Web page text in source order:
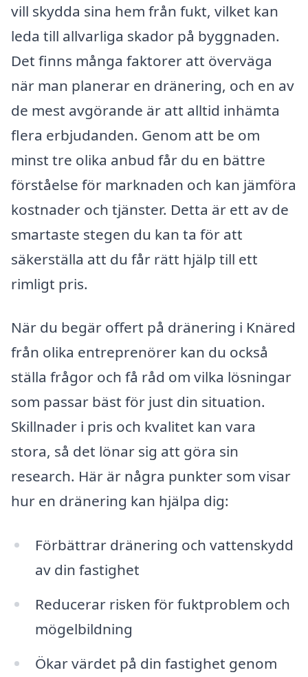
vill skydda sina hem från fukt, vilket kan
leda till allvarliga skador på byggnaden.
Det finns många faktorer att överväga
när man planerar en dränering, och en av
de mest avgörande är att alltid inhämta
flera erbjudanden. Genom att be om
minst tre olika anbud får du en bättre
förståelse för marknaden och kan jämföra
kostnader och tjänster. Detta är ett av de
smartaste stegen du kan ta för att
säkerställa att du får rätt hjälp till ett
rimligt pris.
När du begär offert på dränering i Knäred
från olika entreprenörer kan du också
ställa frågor och få råd om vilka lösningar
som passar bäst för just din situation.
Skillnader i pris och kvalitet kan vara
stora, så det lönar sig att göra sin
research. Här är några punkter som visar
hur en dränering kan hjälpa dig:
Förbättrar dränering och vattenskydd
av din fastighet
Reducerar risken för fuktproblem och
mögelbildning
Ökar värdet på din fastighet genom